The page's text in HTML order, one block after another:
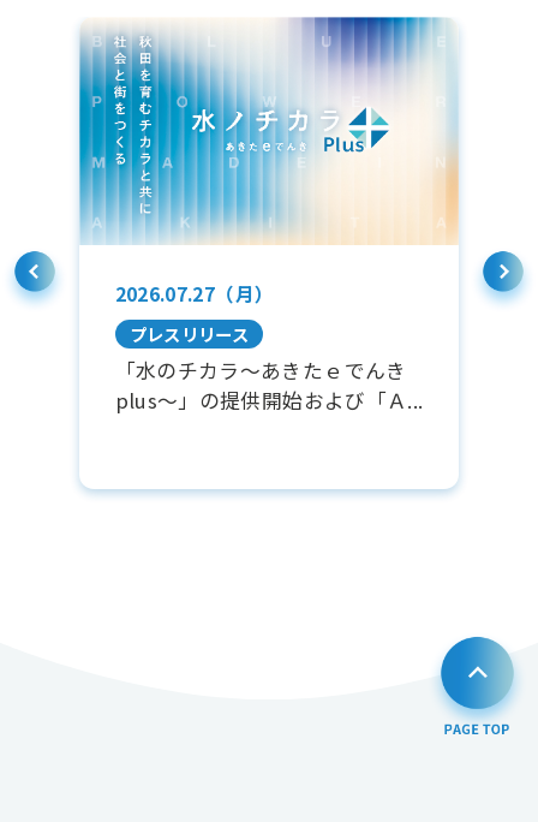
2026.07.27（月）
プレスリリース
「水のチカラ～あきたｅでんき
plus～」の提供開始および「Ａ...